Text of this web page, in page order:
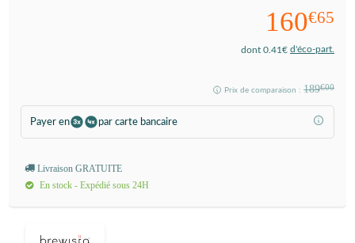
160€65
dont 0.41€ d'éco-part.
Prix de comparaison : 189€00
Payer en par carte bancaire
Livraison GRATUITE
En stock - Expédié sous 24H